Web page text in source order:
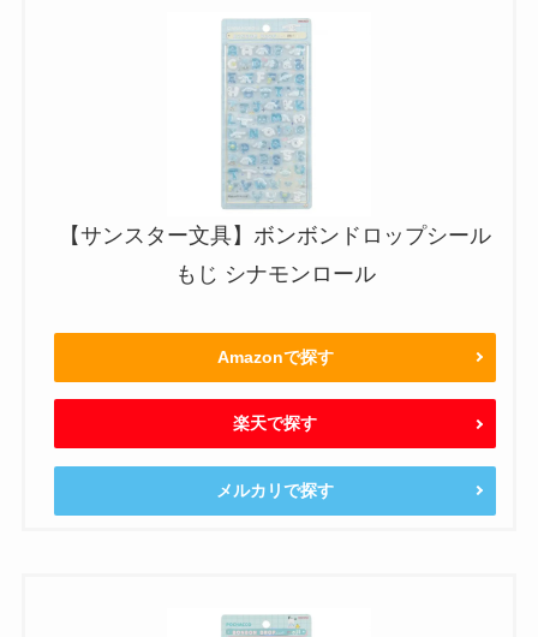
【サンスター文具】ボンボンドロップシール
もじ シナモンロール
Amazonで探す
楽天で探す
メルカリで探す